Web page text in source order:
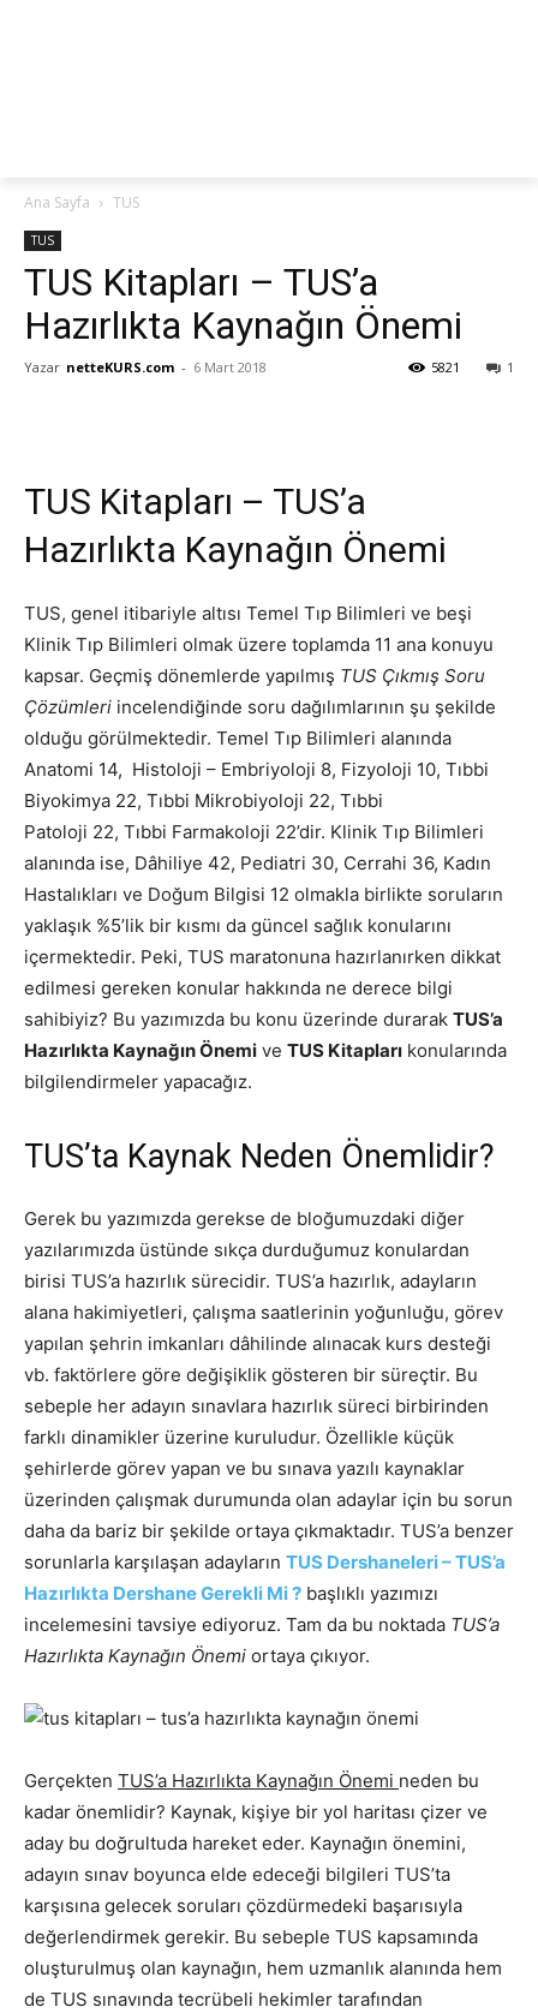
Ana Sayfa TUS
TUS
TUS Kitapları – TUS’a
Hazırlıkta Kaynağın Önemi
Yazar netteKURS.com - 6 Mart 2018 1
5821
TUS Kitapları – TUS’a
Hazırlıkta Kaynağın Önemi
TUS, genel itibariyle altısı Temel Tıp Bilimleri ve beşi
Klinik Tıp Bilimleri olmak üzere toplamda 11 ana konuyu
kapsar. Geçmiş dönemlerde yapılmış TUS Çıkmış Soru
Çözümleri incelendiğinde soru dağılımlarının şu şekilde
olduğu görülmektedir. Temel Tıp Bilimleri alanında
Anatomi 14, Histoloji – Embriyoloji 8, Fizyoloji 10, Tıbbi
Biyokimya 22, Tıbbi Mikrobiyoloji 22, Tıbbi
Patoloji 22, Tıbbi Farmakoloji 22’dir. Klinik Tıp Bilimleri
alanında ise, Dâhiliye 42, Pediatri 30, Cerrahi 36, Kadın
Hastalıkları ve Doğum Bilgisi 12 olmakla birlikte soruların
yaklaşık %5’lik bir kısmı da güncel sağlık konularını
içermektedir. Peki, TUS maratonuna hazırlanırken dikkat
edilmesi gereken konular hakkında ne derece bilgi
sahibiyiz? Bu yazımızda bu konu üzerinde durarak TUS’a
Hazırlıkta Kaynağın Önemi ve TUS Kitapları konularında
bilgilendirmeler yapacağız.
TUS’ta Kaynak Neden Önemlidir?
Gerek bu yazımızda gerekse de bloğumuzdaki diğer
yazılarımızda üstünde sıkça durduğumuz konulardan
birisi TUS’a hazırlık sürecidir. TUS’a hazırlık, adayların
alana hakimiyetleri, çalışma saatlerinin yoğunluğu, görev
yapılan şehrin imkanları dâhilinde alınacak kurs desteği
vb. faktörlere göre değişiklik gösteren bir süreçtir. Bu
sebeple her adayın sınavlara hazırlık süreci birbirinden
farklı dinamikler üzerine kuruludur. Özellikle küçük
şehirlerde görev yapan ve bu sınava yazılı kaynaklar
üzerinden çalışmak durumunda olan adaylar için bu sorun
daha da bariz bir şekilde ortaya çıkmaktadır. TUS’a benzer
sorunlarla karşılaşan adayların TUS Dershaneleri – TUS’a
Hazırlıkta Dershane Gerekli Mi ? başlıklı yazımızı
incelemesini tavsiye ediyoruz. Tam da bu noktada TUS’a
Hazırlıkta Kaynağın Önemi ortaya çıkıyor.
Gerçekten TUS’a Hazırlıkta Kaynağın Önemi neden bu
kadar önemlidir? Kaynak, kişiye bir yol haritası çizer ve
aday bu doğrultuda hareket eder. Kaynağın önemini,
adayın sınav boyunca elde edeceği bilgileri TUS’ta
karşısına gelecek soruları çözdürmedeki başarısıyla
değerlendirmek gerekir. Bu sebeple TUS kapsamında
oluşturulmuş olan kaynağın, hem uzmanlık alanında hem
de TUS sınavında tecrübeli hekimler tarafından